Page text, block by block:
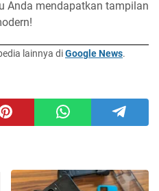
Anda mendapatkan tampilan
lainnya diGoogle News.